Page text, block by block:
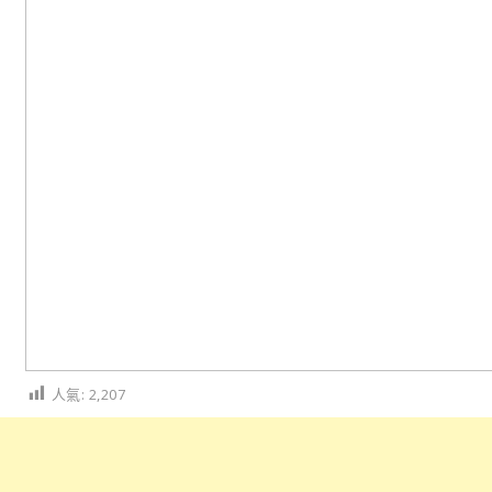
人氣: 2,207